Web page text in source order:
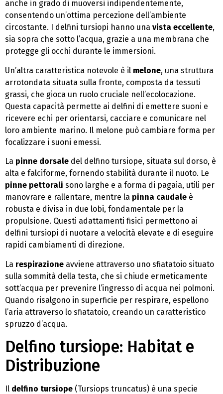
anche in grado di muoversi indipendentemente,
consentendo un’ottima percezione dell’ambiente
circostante. I delfini tursiopi hanno una vista eccellente,
sia sopra che sotto l’acqua, grazie a una membrana che
protegge gli occhi durante le immersioni.
Un’altra caratteristica notevole è il melone, una struttura
arrotondata situata sulla fronte, composta da tessuti
grassi, che gioca un ruolo cruciale nell’ecolocazione.
Questa capacità permette ai delfini di emettere suoni e
ricevere echi per orientarsi, cacciare e comunicare nel
loro ambiente marino. Il melone può cambiare forma per
focalizzare i suoni emessi.
La pinne dorsale del delfino tursiope, situata sul dorso, è
alta e falciforme, fornendo stabilità durante il nuoto. Le
pinne pettorali sono larghe e a forma di pagaia, utili per
manovrare e rallentare, mentre la pinna caudale è
robusta e divisa in due lobi, fondamentale per la
propulsione. Questi adattamenti fisici permettono ai
delfini tursiopi di nuotare a velocità elevate e di eseguire
rapidi cambiamenti di direzione.
La respirazione avviene attraverso uno sfiatatoio situato
sulla sommità della testa, che si chiude ermeticamente
sott’acqua per prevenire l’ingresso di acqua nei polmoni.
Quando risalgono in superficie per respirare, espellono
l’aria attraverso lo sfiatatoio, creando un caratteristico
spruzzo d’acqua.
Delfino tursiope: Habitat e
Distribuzione
Il delfino tursiope (Tursiops truncatus) è una specie